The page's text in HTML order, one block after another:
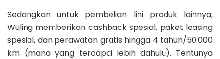
Sedangkan untuk pembelian lini produk lainnya,
Wuling memberikan cashback spesial, paket leasing
spesial, dan perawatan gratis hingga 4 tahun/50.000
km (mana yang tercapai lebih dahulu). Tentunya